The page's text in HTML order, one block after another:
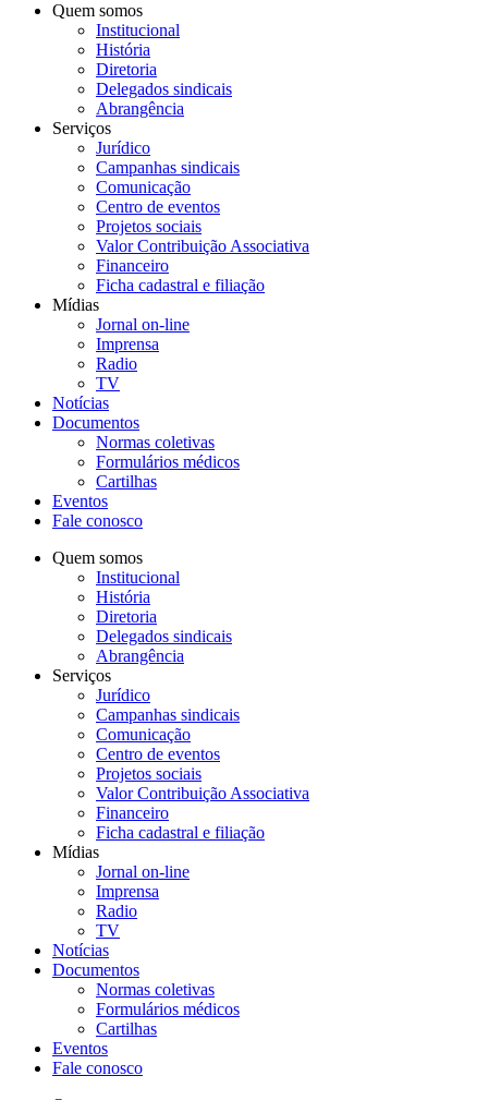
Quem somos
Institucional
História
Diretoria
Delegados sindicais
Abrangência
Serviços
Jurídico
Campanhas sindicais
Comunicação
Centro de eventos
Projetos sociais
Valor Contribuição Associativa
Financeiro
Ficha cadastral e filiação
Mídias
Jornal on-line
Imprensa
Radio
TV
Notícias
Documentos
Normas coletivas
Formulários médicos
Cartilhas
Eventos
Fale conosco
Quem somos
Institucional
História
Diretoria
Delegados sindicais
Abrangência
Serviços
Jurídico
Campanhas sindicais
Comunicação
Centro de eventos
Projetos sociais
Valor Contribuição Associativa
Financeiro
Ficha cadastral e filiação
Mídias
Jornal on-line
Imprensa
Radio
TV
Notícias
Documentos
Normas coletivas
Formulários médicos
Cartilhas
Eventos
Fale conosco